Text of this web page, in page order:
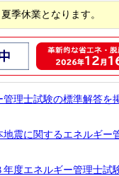
季休業となります。
理士試験の標準解答を
震に関するエネルギー
度エネルギー管理士試